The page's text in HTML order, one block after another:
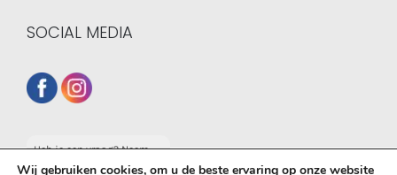
SOCIAL MEDIA
Heb je een vraag? Neem
dan gerust contact op
Wij gebruiken cookies, om u de beste ervaring op onze website